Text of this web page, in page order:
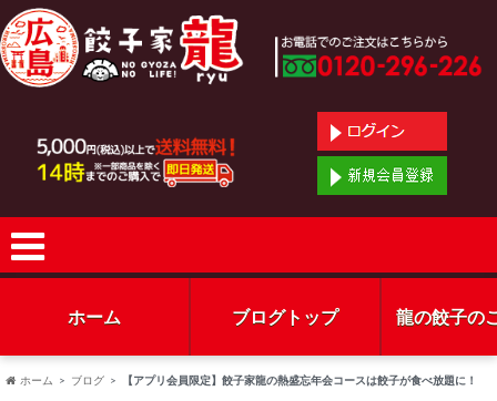
ホーム ブログトップ 龍の餃子の
ホーム ブログ 【アプリ会員限定】餃子家龍の熱盛忘年会コースは餃子が食べ放題に！